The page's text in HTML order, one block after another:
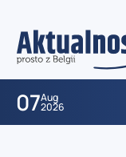
07Aug
2026